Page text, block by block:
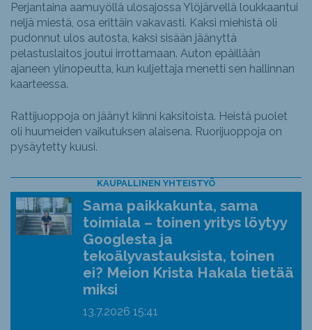
Perjantaina aamuyöllä ulosajossa Ylöjärvellä loukkaantui
neljä miestä, osa erittäin vakavasti. Kaksi miehistä oli
pudonnut ulos autosta, kaksi sisään jäänyttä
pelastuslaitos joutui irrottamaan. Auton epäillään
ajaneen ylinopeutta, kun kuljettaja menetti sen hallinnan
kaarteessa.
Rattijuoppoja on jäänyt kiinni kaksitoista. Heistä puolet
oli huumeiden vaikutuksen alaisena. Ruorijuoppoja on
pysäytetty kuusi.
KAUPALLINEN YHTEISTYÖ
Sama paikkakunta, sama
toimiala – toinen yritys löytyy
Googlesta ja
tekoälyvastauksista, toinen
ei? Meion Krista Hakala tietää
miksi
13.7.2026 15:41